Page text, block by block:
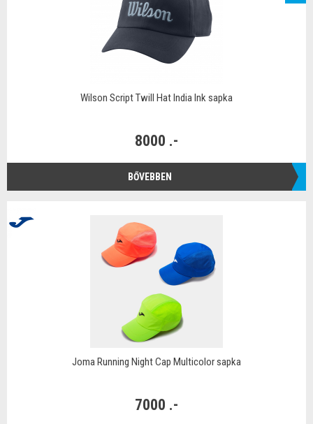
Wilson Script Twill Hat India Ink sapka
8000 .-
BŐVEBBEN
Joma Running Night Cap Multicolor sapka
7000 .-